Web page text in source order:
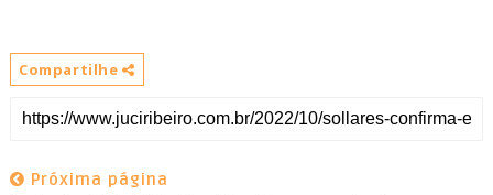
Compartilhe
Próxima página